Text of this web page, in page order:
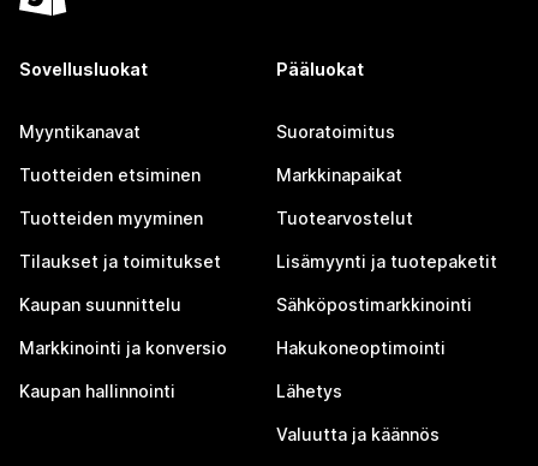
Sovellusluokat
Myyntikanavat
Tuotteiden etsiminen
Tuotteiden myyminen
Tilaukset ja toimitukset
Kaupan suunnittelu
Markkinointi ja konversio
Kaupan hallinnointi
Pääluokat
Suoratoimitus
Markkinapaikat
Tuotearvostelut
Lisämyynti ja tuotepaketit
Sähköpostimarkkinointi
Hakukoneoptimointi
Lähetys
Valuutta ja käännös